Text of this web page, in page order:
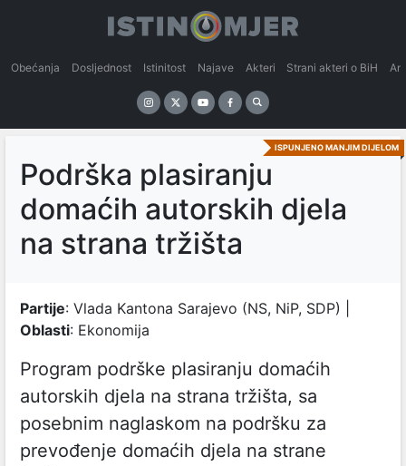
Obećanja Dosljednost Istinitost Najave Akteri Strani akteri o BiH
ISPUNJENO MANJIM DIJELOM
Podrška plasiranju
domaćih autorskih djela
na strana tržišta
Partije: Vlada Kantona Sarajevo (NS, NiP, SDP) |
Oblasti: Ekonomija
Program podrške plasiranju domaćih
autorskih djela na strana tržišta, sa
posebnim naglaskom na podršku za
prevođenje domaćih djela na strane